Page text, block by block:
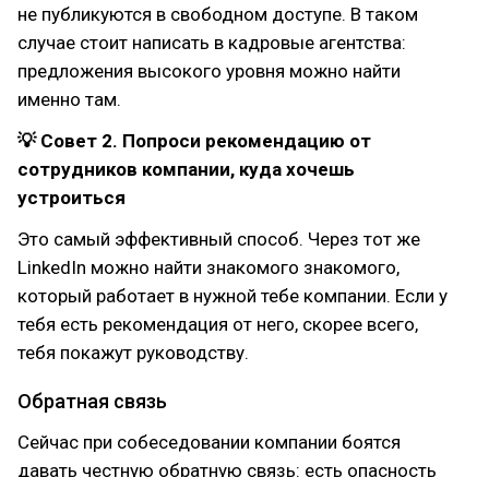
не публикуются в свободном доступе. В таком
случае стоит написать в кадровые агентства:
предложения высокого уровня можно найти
именно там.
💡 Совет 2. Попроси рекомендацию от
сотрудников компании, куда хочешь
устроиться
Это самый эффективный способ. Через тот же
LinkedIn можно найти знакомого знакомого,
который работает в нужной тебе компании. Если у
тебя есть рекомендация от него, скорее всего,
тебя покажут руководству.
Обратная связь
Сейчас при собеседовании компании боятся
давать честную обратную связь: есть опасность